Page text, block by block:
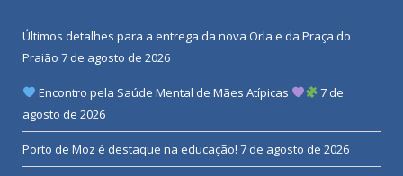
Últimos detalhes para a entrega da nova Orla e da Praça do
Praião 7 de agosto de 2026
Encontro pela Saúde Mental de Mães Atípicas
7 de
agosto de 2026
Porto de Moz é destaque na educação! 7 de agosto de 2026